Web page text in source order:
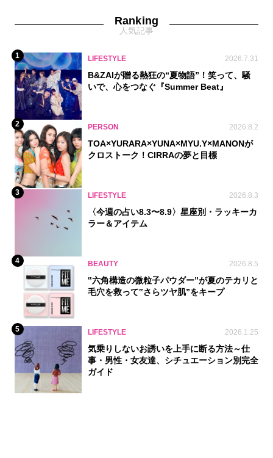
Ranking
人気記事
1 LIFESTYLE 2026.7.31
B&ZAIが贈る熱狂の“夏物語”！笑って、騒
いで、心をつなぐ『Summer Beat』
2 PERSON 2026.8.2
TOA×YURARA×YUNA×MYU.Y×MANONが
クロストーク！CIRRAの夢と目標
3 LIFESTYLE 2026.8.3
〈今週の占い8.3〜8.9〉星座別・ラッキーカ
ラー＆アイテム
4 BEAUTY 2026.8.5
‟六角構造の微粒子パウダー”が夏のテカリと
毛穴を救って‟さらツヤ肌”をキープ
5 LIFESTYLE 2026.1.25
気乗りしないお誘いを上手に断る方法～仕
事・男性・女友達、シチュエーション別完全
ガイド